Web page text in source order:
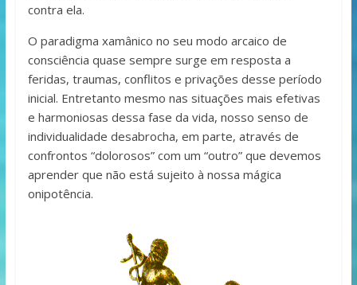
contra ela.
O paradigma xamânico no seu modo arcaico de
consciência quase sempre surge em resposta a
feridas, traumas, conflitos e privações desse período
inicial. Entretanto mesmo nas situações mais efetivas
e harmoniosas dessa fase da vida, nosso senso de
individualidade desabrocha, em parte, através de
confrontos “dolorosos” com um “outro” que devemos
aprender que não está sujeito à nossa mágica
onipotência.